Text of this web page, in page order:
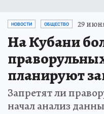
НОВОСТИ ОБЩЕСТВО 29
На Кубани
планируют
Запретят ли
начал анализ